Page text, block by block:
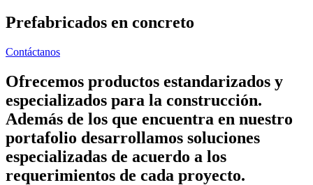
Prefabricados en concreto
Contáctanos
Ofrecemos productos estandarizados y
especializados para la construcción.
Además de los que encuentra en nuestro
portafolio desarrollamos soluciones
especializadas de acuerdo a los
requerimientos de cada proyecto.